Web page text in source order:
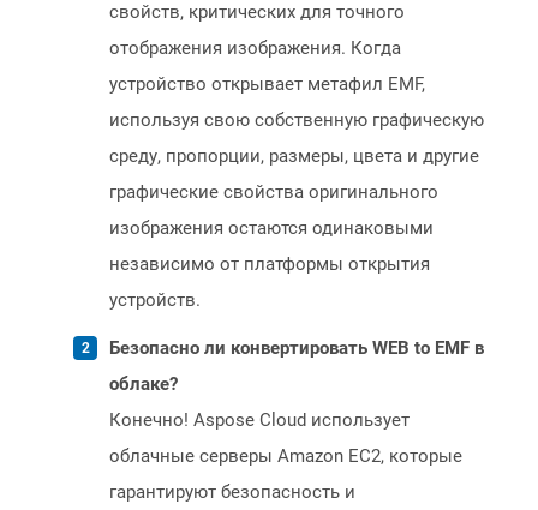
свойств, критических для точного
отображения изображения. Когда
устройство открывает метафил EMF,
используя свою собственную графическую
среду, пропорции, размеры, цвета и другие
графические свойства оригинального
изображения остаются одинаковыми
независимо от платформы открытия
устройств.
Безопасно ли конвертировать WEB to EMF в
облаке?
Конечно! Aspose Cloud использует
облачные серверы Amazon EC2, которые
гарантируют безопасность и